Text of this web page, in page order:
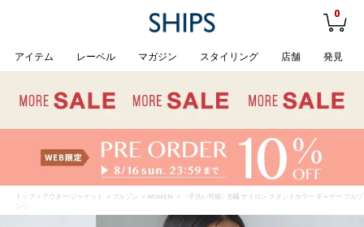
0
アイテム レーベル マガジン スタイリング 店舗 発見
トップ > アウター/ジャケット > ブルゾン > WOMEN > 〈手洗い可能〉割繊 ナイロン スタンドカラー ギャザー ブルゾ
ン◇